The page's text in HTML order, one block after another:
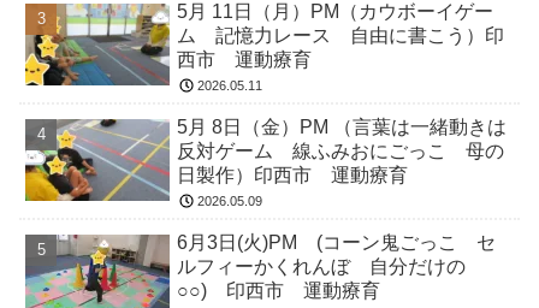
5月 11日（月）PM（カウボーイゲー
ム 記憶力レース 自由に書こう）印
西市 運動療育
2026.05.11
5月 8日（金）PM （言葉は一緒動きは
反対ゲーム 線ふみおにごっこ 母の
日製作）印西市 運動療育
2026.05.09
6月3日(火)PM (コーン鬼ごっこ セ
ルフィーかくれんぼ 自分だけの
○○) 印西市 運動療育